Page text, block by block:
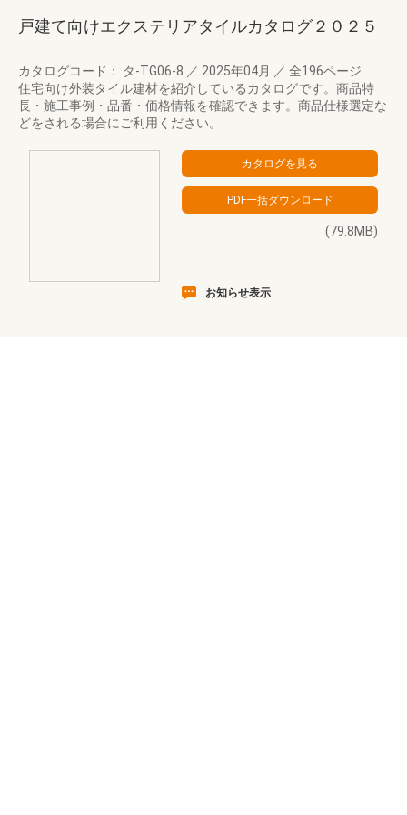
戸建て向けエクステリアタイルカタログ２０２５
カタログコード： タ-TG06-8 ／ 2025年04月 ／ 全196ページ
住宅向け外装タイル建材を紹介しているカタログです。商品特
長・施工事例・品番・価格情報を確認できます。商品仕様選定な
どをされる場合にご利用ください。
(79.8MB)
お知らせ表示